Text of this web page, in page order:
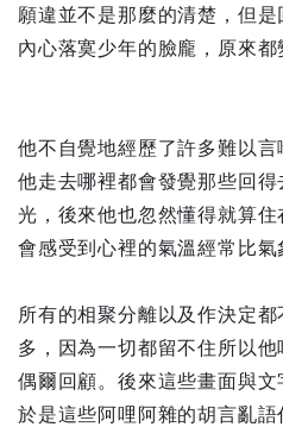
願違並不是那麼的清楚，但
內心落寞少年的臉龐，原來都
他不自覺地經歷了許多難以
他走去哪裡都會發覺那些回
光，後來他也忽然懂得就算
會感受到心裡的氣溫經常比氣
所有的相聚分離以及作決定
多，因為一切都留不住所以
偶爾回顧。後來這些畫面與文
於是這些阿哩阿雜的胡言亂